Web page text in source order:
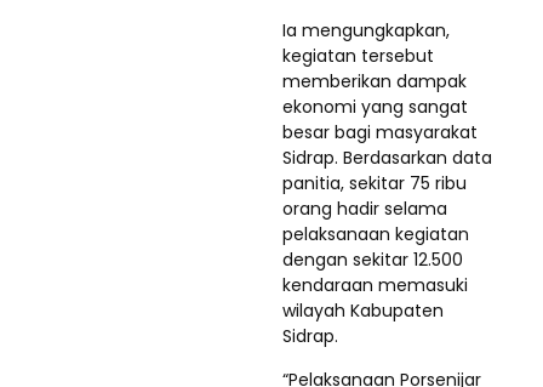
Ia mengungkapkan,
kegiatan tersebut
memberikan dampak
ekonomi yang sangat
besar bagi masyarakat
Sidrap. Berdasarkan data
panitia, sekitar 75 ribu
orang hadir selama
pelaksanaan kegiatan
dengan sekitar 12.500
kendaraan memasuki
wilayah Kabupaten
Sidrap.
“Pelaksanaan Porsenijar